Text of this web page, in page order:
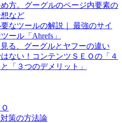
め方。グーグルのページ内要素の
など
なツールの解説｜ 最強のサイ
ール「Ahrefs」
る、グーグルとヤフーの違い
ない！コンテンツＳＥＯの「４
「３つのデメリット」
策の方法論